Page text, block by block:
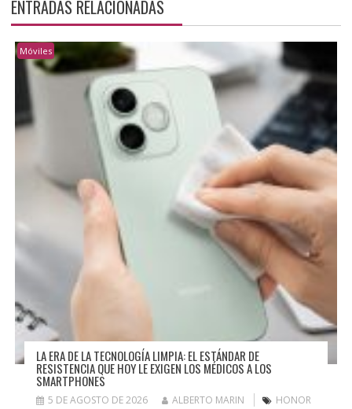
ENTRADAS RELACIONADAS
Móviles
LA ERA DE LA TECNOLOGÍA LIMPIA: EL ESTÁNDAR DE
RESISTENCIA QUE HOY LE EXIGEN LOS MÉDICOS A LOS
SMARTPHONES
5 DE AGOSTO DE 2026 ALBERTO MARIN HONOR